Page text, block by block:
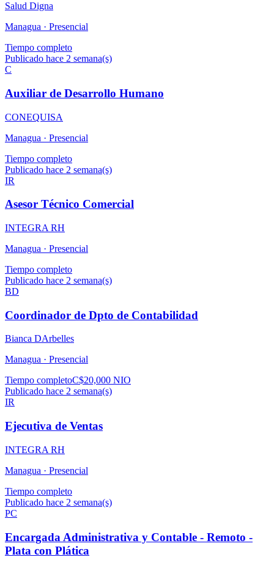
Salud Digna
Managua · Presencial
Tiempo completo
Publicado hace 2 semana(s)
C
Auxiliar de Desarrollo Humano
CONEQUISA
Managua · Presencial
Tiempo completo
Publicado hace 2 semana(s)
IR
Asesor Técnico Comercial
INTEGRA RH
Managua · Presencial
Tiempo completo
Publicado hace 2 semana(s)
BD
Coordinador de Dpto de Contabilidad
Bianca DArbelles
Managua · Presencial
Tiempo completoC$20,000 NIO
Publicado hace 2 semana(s)
IR
Ejecutiva de Ventas
INTEGRA RH
Managua · Presencial
Tiempo completo
Publicado hace 2 semana(s)
PC
Encargada Administrativa y Contable - Remoto -
Plata con Plática